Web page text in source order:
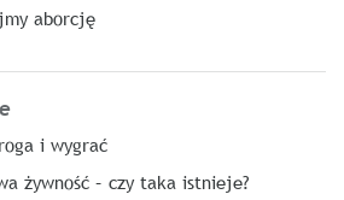
aborcję
i wygrać
żywność – czy taka istnieje?